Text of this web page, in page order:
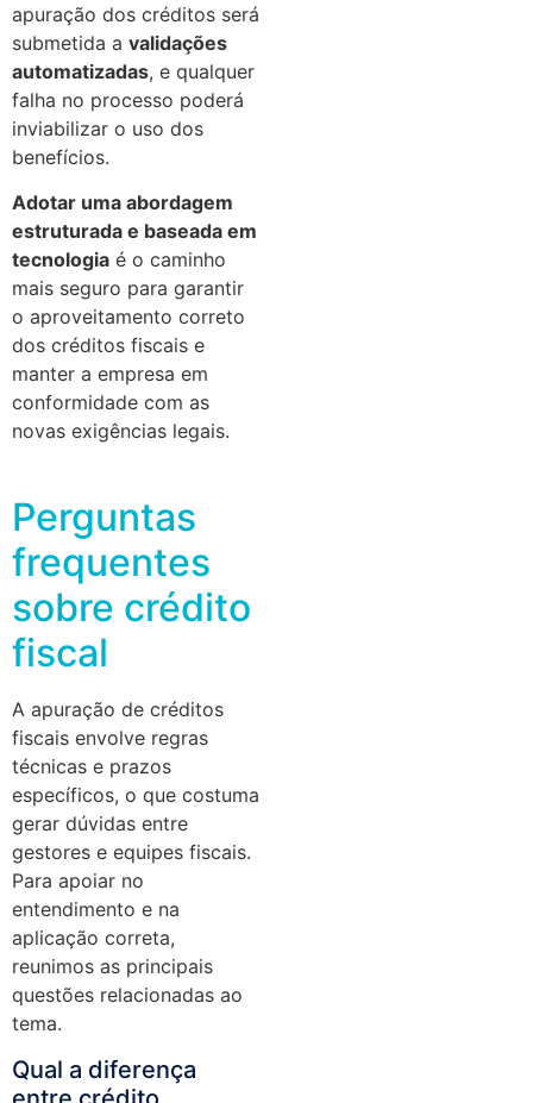
apuração dos créditos será
submetida a validações
automatizadas, e qualquer
falha no processo poderá
inviabilizar o uso dos
benefícios.
Adotar uma abordagem
estruturada e baseada em
tecnologia é o caminho
mais seguro para garantir
o aproveitamento correto
dos créditos fiscais e
manter a empresa em
conformidade com as
novas exigências legais.
Perguntas
frequentes
sobre crédito
fiscal
A apuração de créditos
fiscais envolve regras
técnicas e prazos
específicos, o que costuma
gerar dúvidas entre
gestores e equipes fiscais.
Para apoiar no
entendimento e na
aplicação correta,
reunimos as principais
questões relacionadas ao
tema.
Qual a diferença